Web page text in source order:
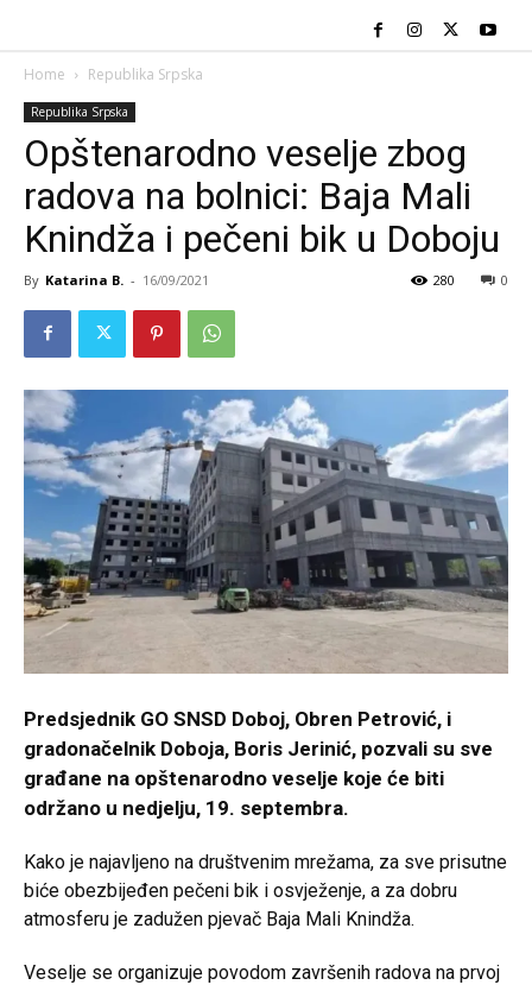
Home Republika Srpska
Republika Srpska
Opštenarodno veselje zbog
radova na bolnici: Baja Mali
Knindža i pečeni bik u Doboju
By Katarina B. - 16/09/2021 0
280
Predsjednik GO SNSD Doboj, Obren Petrović, i
gradonačelnik Doboja, Boris Jerinić, pozvali su sve
građane na opštenarodno veselje koje će biti
održano u nedjelju, 19. septembra.
Kako je najavljeno na društvenim mrežama, za sve prisutne
biće obezbijeđen pečeni bik i osvježenje, a za dobru
atmosferu je zadužen pjevač Baja Mali Knindža.
Veselje se organizuje povodom završenih radova na prvoj